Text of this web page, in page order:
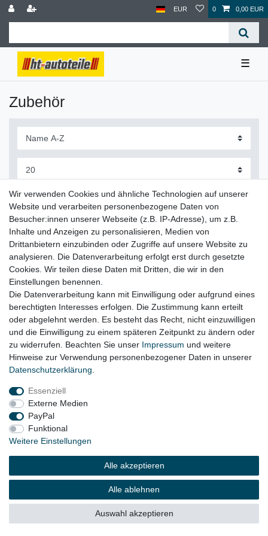
EUR 0 0,00 EUR
☰
Zubehör
Lieferzeit etwa 1 bis 3 Werktage
Wir verwenden Cookies und ähnliche Technologien auf unserer
Website und verarbeiten personenbezogene Daten von
Besucher:innen unserer Webseite (z.B. IP-Adresse), um z.B.
Inhalte und Anzeigen zu personalisieren, Medien von
Drittanbietern einzubinden oder Zugriffe auf unsere Website zu
analysieren. Die Datenverarbeitung erfolgt erst durch gesetzte
Cookies. Wir teilen diese Daten mit Dritten, die wir in den
Einstellungen benennen.
Die Datenverarbeitung kann mit Einwilligung oder aufgrund eines
berechtigten Interesses erfolgen. Die Zustimmung kann erteilt
oder abgelehnt werden. Es besteht das Recht, nicht einzuwilligen
und die Einwilligung zu einem späteren Zeitpunkt zu ändern oder
zu widerrufen. Beachten Sie unser Impressum und weitere
Hinweise zur Verwendung personenbezogener Daten in unserer
Daten­schutz­erklärung
Essenziell
Externe Medien
PayPal
Funktional
Weitere Einstellungen
Alle akzeptieren
Alle ablehnen
Auswahl akzeptieren
Impressum Daten­schutz­erklärung AGB
Widerrufs­recht Vertrag widerrufen Kontakt